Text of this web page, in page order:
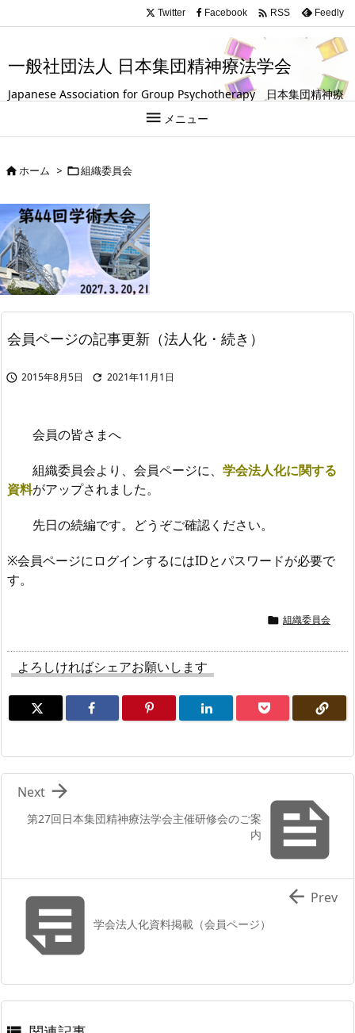
.entry-title, #front-page-title { text-align: left; }
一般社団法人 日本集団精神療法学会
Japanese Association for Group Psychotherapy 日本集団精神療
法学会は、グループ（集団）を活用して人の成長や回復を支援する
試みを探求している学会です。
 メニュー
Twitter Facebook  RSS Feedly
ホーム > 組織委員会
会員ページの記事更新（法人化・続き）
 2015年8月5日  2021年11月1日
会員の皆さまへ
組織委員会より、会員ページに、 学会法人化に関する
資料がアップされました。
先日の続編です。どうぞご確認ください。
※会員ページにログインするにはIDとパスワードが必要で
す。
 組織委員会
よろしければシェアお願いします

第27回日本集団精神療法学会主催研修会のご案
内

Next
学会法人化資料掲載（会員ページ）
 Prev